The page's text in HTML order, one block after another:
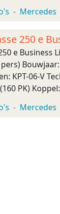
Mercedes
250 e
e
KPT-06-V
PK)
Mercedes